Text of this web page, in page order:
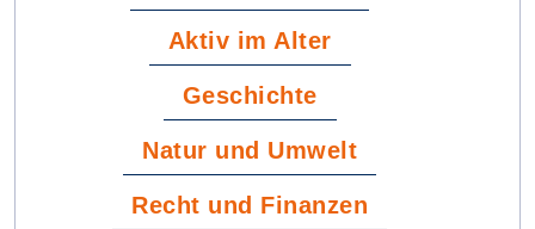
Aktiv im Alter
Geschichte
Natur und Umwelt
Recht und Finanzen